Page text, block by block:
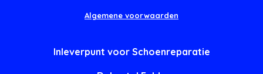
Algemene voorwaarden
Inleverpunt voor Schoenreparatie